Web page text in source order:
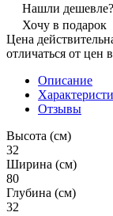
Нашли дешевле?
Хочу в подарок
Цена
отличаться от цен
Описание
Отзывы
Высота (см)
32
Ширина (см)
80
Глубина (см)
32